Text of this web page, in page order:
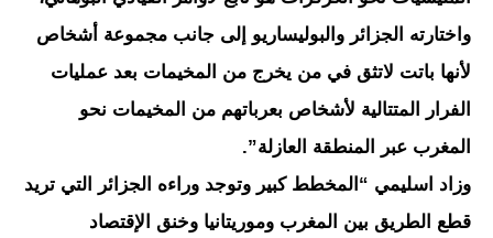
واختارته الجزائر والبوليساريو إلى جانب مجموعة أشخاص
لأنها باتت لاتثق في من يخرج من المخيمات بعد عمليات
الفرار المتتالية لأشخاص بعرباتهم من المخيمات نحو
المغرب عبر المنطقة العازلة”.
وزاد اسليمي “المخطط كبير وتوجد وراءه الجزائر التي تريد
قطع الطريق بين المغرب وموريتانيا وخنق الإقتصاد